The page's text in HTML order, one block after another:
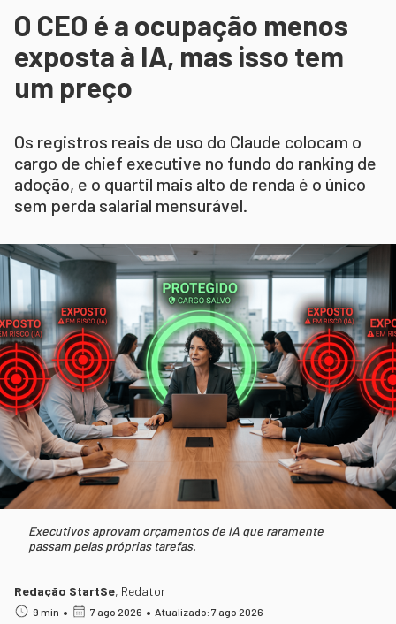
O CEO é a ocupação menos
exposta à IA, mas isso tem
um preço
Os registros reais de uso do Claude colocam o
cargo de chief executive no fundo do ranking de
adoção, e o quartil mais alto de renda é o único
sem perda salarial mensurável.
Executivos aprovam orçamentos de IA que raramente
passam pelas próprias tarefas.
Redação StartSe, Redator
9 min • 7 ago 2026 • Atualizado: 7 ago 2026